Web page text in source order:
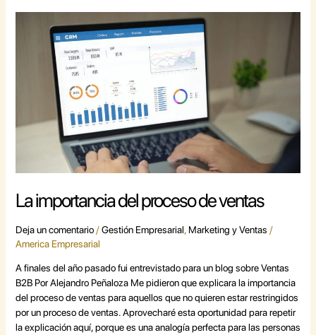
La importancia del proceso de ventas
Deja un comentario /Gestión Empresarial, Marketing y Ventas /
America Empresarial
A finales del año pasado fui entrevistado para un blog sobre Ventas
B2B Por Alejandro Peñaloza Me pidieron que explicara la importancia
del proceso de ventas para aquellos que no quieren estar restringidos
por un proceso de ventas. Aprovecharé esta oportunidad para repetir
la explicación aquí, porque es una analogía perfecta para las personas
importancia